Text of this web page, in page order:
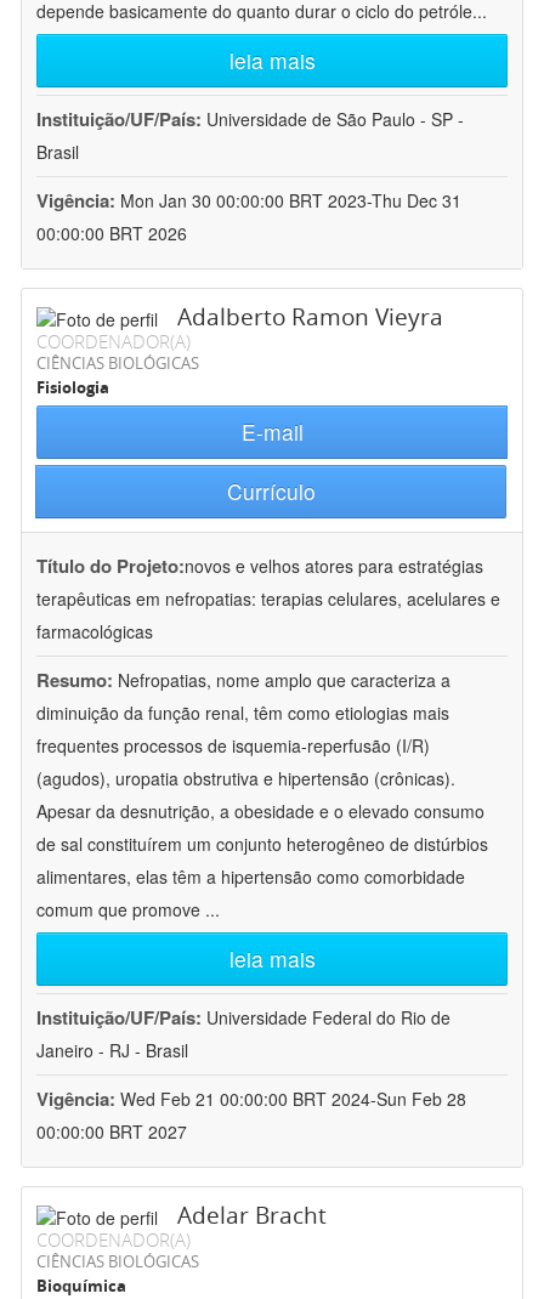
depende basicamente do quanto durar o ciclo do petróle...
leia mais
Instituição/UF/País: Universidade de São Paulo - SP -
Brasil
Vigência: Mon Jan 30 00:00:00 BRT 2023-Thu Dec 31
00:00:00 BRT 2026
Adalberto Ramon Vieyra
COORDENADOR(A)
CIÊNCIAS BIOLÓGICAS
Fisiologia
E-mail
Currículo
Título do Projeto:novos e velhos atores para estratégias
terapêuticas em nefropatias: terapias celulares, acelulares e
farmacológicas
Resumo: Nefropatias, nome amplo que caracteriza a
diminuição da função renal, têm como etiologias mais
frequentes processos de isquemia-reperfusão (I/R)
(agudos), uropatia obstrutiva e hipertensão (crônicas).
Apesar da desnutrição, a obesidade e o elevado consumo
de sal constituírem um conjunto heterogêneo de distúrbios
alimentares, elas têm a hipertensão como comorbidade
comum que promove ...
leia mais
Instituição/UF/País: Universidade Federal do Rio de
Janeiro - RJ - Brasil
Vigência: Wed Feb 21 00:00:00 BRT 2024-Sun Feb 28
00:00:00 BRT 2027
Adelar Bracht
COORDENADOR(A)
CIÊNCIAS BIOLÓGICAS
Bioquímica